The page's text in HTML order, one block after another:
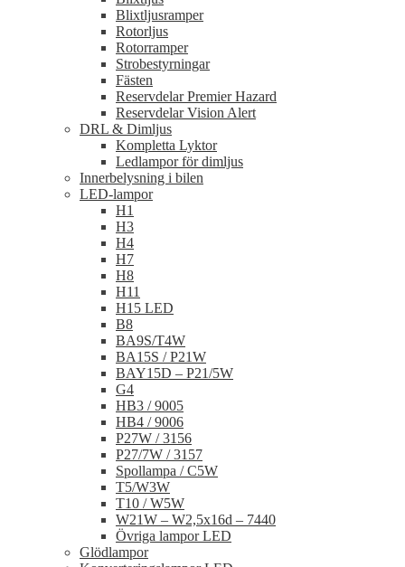
Blixtljusramper
Rotorljus
Rotorramper
Strobestyrningar
Fästen
Reservdelar Premier Hazard
Reservdelar Vision Alert
DRL & Dimljus
Kompletta Lyktor
Ledlampor för dimljus
Innerbelysning i bilen
LED-lampor
H1
H3
H4
H7
H8
H11
H15 LED
B8
BA9S/T4W
BA15S / P21W
BAY15D – P21/5W
G4
HB3 / 9005
HB4 / 9006
P27W / 3156
P27/7W / 3157
Spollampa / C5W
T5/W3W
T10 / W5W
W21W – W2,5x16d – 7440
Övriga lampor LED
Glödlampor